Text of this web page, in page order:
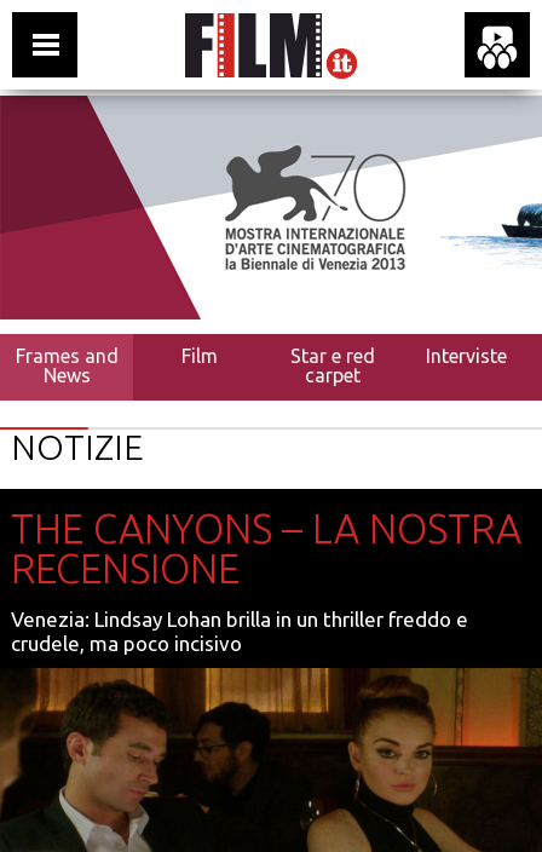
Frames and
News
Film
Star e red
carpet
Interviste
NOTIZIE
THE CANYONS – LA NOSTRA
RECENSIONE
Venezia: Lindsay Lohan brilla in un thriller freddo e
crudele, ma poco incisivo